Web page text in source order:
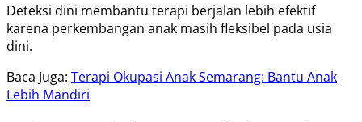
Deteksi dini membantu terapi berjalan lebih efektif
karena perkembangan anak masih fleksibel pada usia
dini.
Baca Juga: Terapi Okupasi Anak Semarang: Bantu Anak
Lebih Mandiri